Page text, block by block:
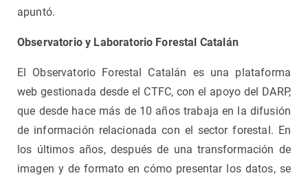
apuntó.
Observatorio y Laboratorio Forestal Catalán
El Observatorio Forestal Catalán es una plataforma
web gestionada desde el CTFC, con el apoyo del DARP,
que desde hace más de 10 años trabaja en la difusión
de información relacionada con el sector forestal. En
los últimos años, después de una transformación de
imagen y de formato en cómo presentar los datos, se